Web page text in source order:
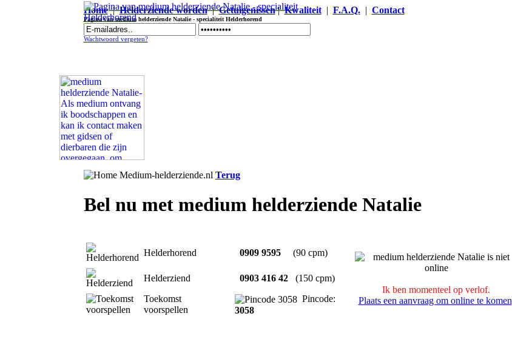
Home|Helderziende worden|Getuigenissen|Kwaliteit| F.A.Q.| Contact
Pagina van medium helderziende Natalie - specialiteit Helderhorend
Wachtwoord vergeten?
Terug
Bel nu met medium helderziende Natalie
Helderhorend 0909 9595 (90 cpm)
Ik ben momenteel op verlof.
Plaats een aanvraag om online te komen
Helderziend 0903 416 42
(150 cpm)
Toekomst
voorspellen
Pincode:
3058